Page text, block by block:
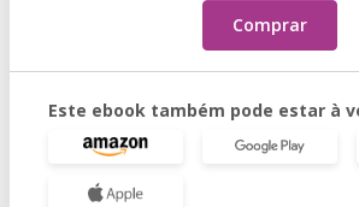
Comprar
Este ebook também pode estar à